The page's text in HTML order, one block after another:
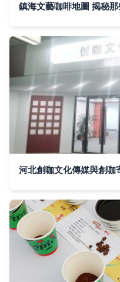
鎮海文藝咖啡地圖 揭秘
河北創咖文化傳媒與創咖